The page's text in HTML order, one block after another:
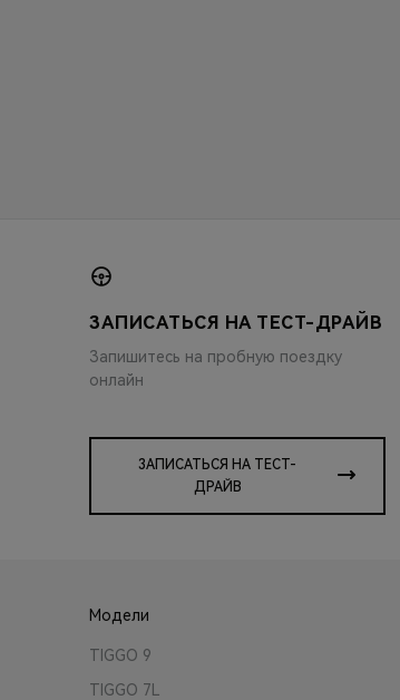
ЗАПИСАТЬСЯ НА ТЕСТ-ДРАЙВ
Запишитесь на пробную поездку
онлайн
ЗАПИСАТЬСЯ НА ТЕСТ-
ДРАЙВ
Модели
TIGGO 9
TIGGO 7L